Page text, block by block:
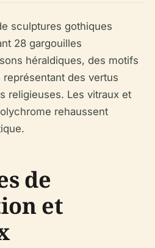
sculptures gothiques
28 gargouilles
héraldiques, des motifs
des vertus
religieuses. Les vitraux et
rehaussent
de
et